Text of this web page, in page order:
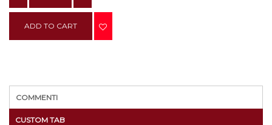
ADD TO CART
COMMENTI
CUSTOM TAB